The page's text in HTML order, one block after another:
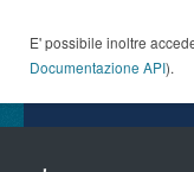
E' possibile inoltre
Documentazione API).